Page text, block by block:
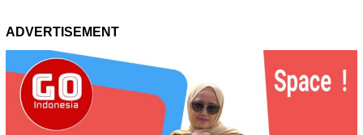
ADVERTISEMENT